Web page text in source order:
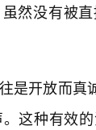
然没有被
是开放而真
这种有效